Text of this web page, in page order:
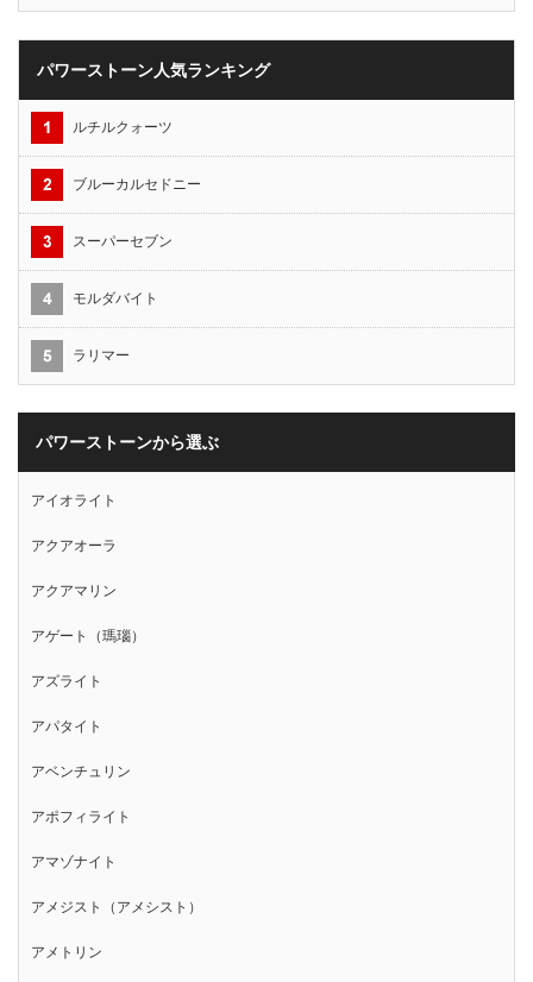
パワーストーン人気ランキング
ルチルクォーツ
ブルーカルセドニー
スーパーセブン
モルダバイト
ラリマー
パワーストーンから選ぶ
アイオライト
アクアオーラ
アクアマリン
アゲート（瑪瑙）
アズライト
アパタイト
アベンチュリン
アポフィライト
アマゾナイト
アメジスト（アメシスト）
アメトリン